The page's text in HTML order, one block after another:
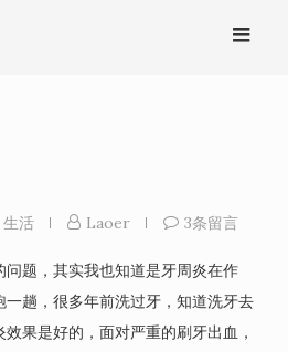
生活 Laoer 3条留言
题，其实我也知道是牙周炎在作
趟，很多年前洗过牙，知道洗牙去
果是好的，面对严重的刷牙出血，